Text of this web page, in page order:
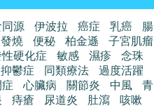
源 伊波拉 癌症 乳癌
腸
發燒
便秘 柏金遜
子宮肌瘤
硬化症
敏感 濕疹
念珠
抑鬱症
同類療法
過度活躍
心臟病 關節炎 中風
青
痔瘡 尿道炎 肚瀉
咳嗽